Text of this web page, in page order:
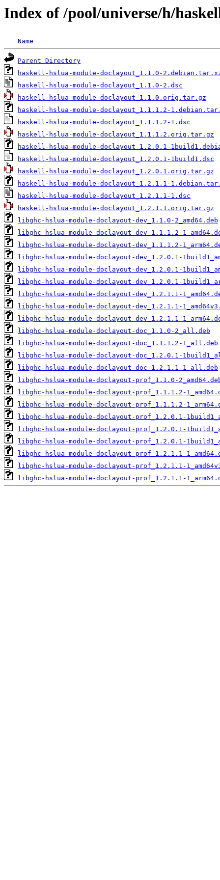
Index of /pool/universe/h/
Name
Parent Directory
haskell-hslua-module-doclayout_1.1.0-
haskell-hslua-module-doclayout_1.1.0-2.dsc
haskell-hslua-module-doclayout_1.1.0.orig.tar.gz
haskell-hslua-module-doclayout_1.1.1.2-
haskell-hslua-module-doclayout_1.1.1.2-1.dsc
haskell-hslua-module-doclayout_1.1.1.2.orig.tar.gz
haskell-hslua-module-doclayout_1.2.0.1-
haskell-hslua-module-doclayout_1.2.0.1-1build1.dsc
haskell-hslua-module-doclayout_1.2.0.1.orig.tar.gz
haskell-hslua-module-doclayout_1.2.1.1-
haskell-hslua-module-doclayout_1.2.1.1-1.dsc
haskell-hslua-module-doclayout_1.2.1.1.orig.tar.gz
libghc-hslua-module-doclayout-dev_1.1.0-2_amd64.deb
libghc-hslua-module-doclayout-dev_1.1.1.2-
libghc-hslua-module-doclayout-dev_1.1.1.2-
libghc-hslua-module-doclayout-dev_1.2.0.1-
libghc-hslua-module-doclayout-dev_1.2.0.1-
libghc-hslua-module-doclayout-dev_1.2.0.1-
libghc-hslua-module-doclayout-dev_1.2.1.1-
libghc-hslua-module-doclayout-dev_1.2.1.1-
libghc-hslua-module-doclayout-dev_1.2.1.1-
libghc-hslua-module-doclayout-doc_1.1.0-2_all.deb
libghc-hslua-module-doclayout-doc_1.1.1.2-1_all.deb
libghc-hslua-module-doclayout-doc_1.2.0.1-
libghc-hslua-module-doclayout-doc_1.2.1.1-1_all.deb
libghc-hslua-module-doclayout-prof_1.1.0-
libghc-hslua-module-doclayout-prof_1.1.1.2-
libghc-hslua-module-doclayout-prof_1.1.1.2-
libghc-hslua-module-doclayout-prof_1.2.0.1-
libghc-hslua-module-doclayout-prof_1.2.0.1-
libghc-hslua-module-doclayout-prof_1.2.0.1-
libghc-hslua-module-doclayout-prof_1.2.1.1-
libghc-hslua-module-doclayout-prof_1.2.1.1-
libghc-hslua-module-doclayout-prof_1.2.1.1-